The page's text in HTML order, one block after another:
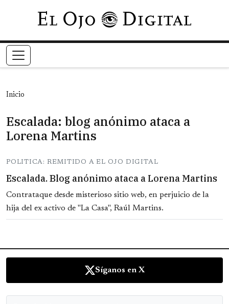
Pasar al contenido principal
Inicio
Escalada: blog anónimo ataca a
Lorena Martins
POLITICA: REMITIDO A EL OJO DIGITAL
Escalada. Blog anónimo ataca a Lorena Martins
Contrataque desde misterioso sitio web, en perjuicio de la
hija del ex activo de "La Casa", Raúl Martins.
Síganos en X